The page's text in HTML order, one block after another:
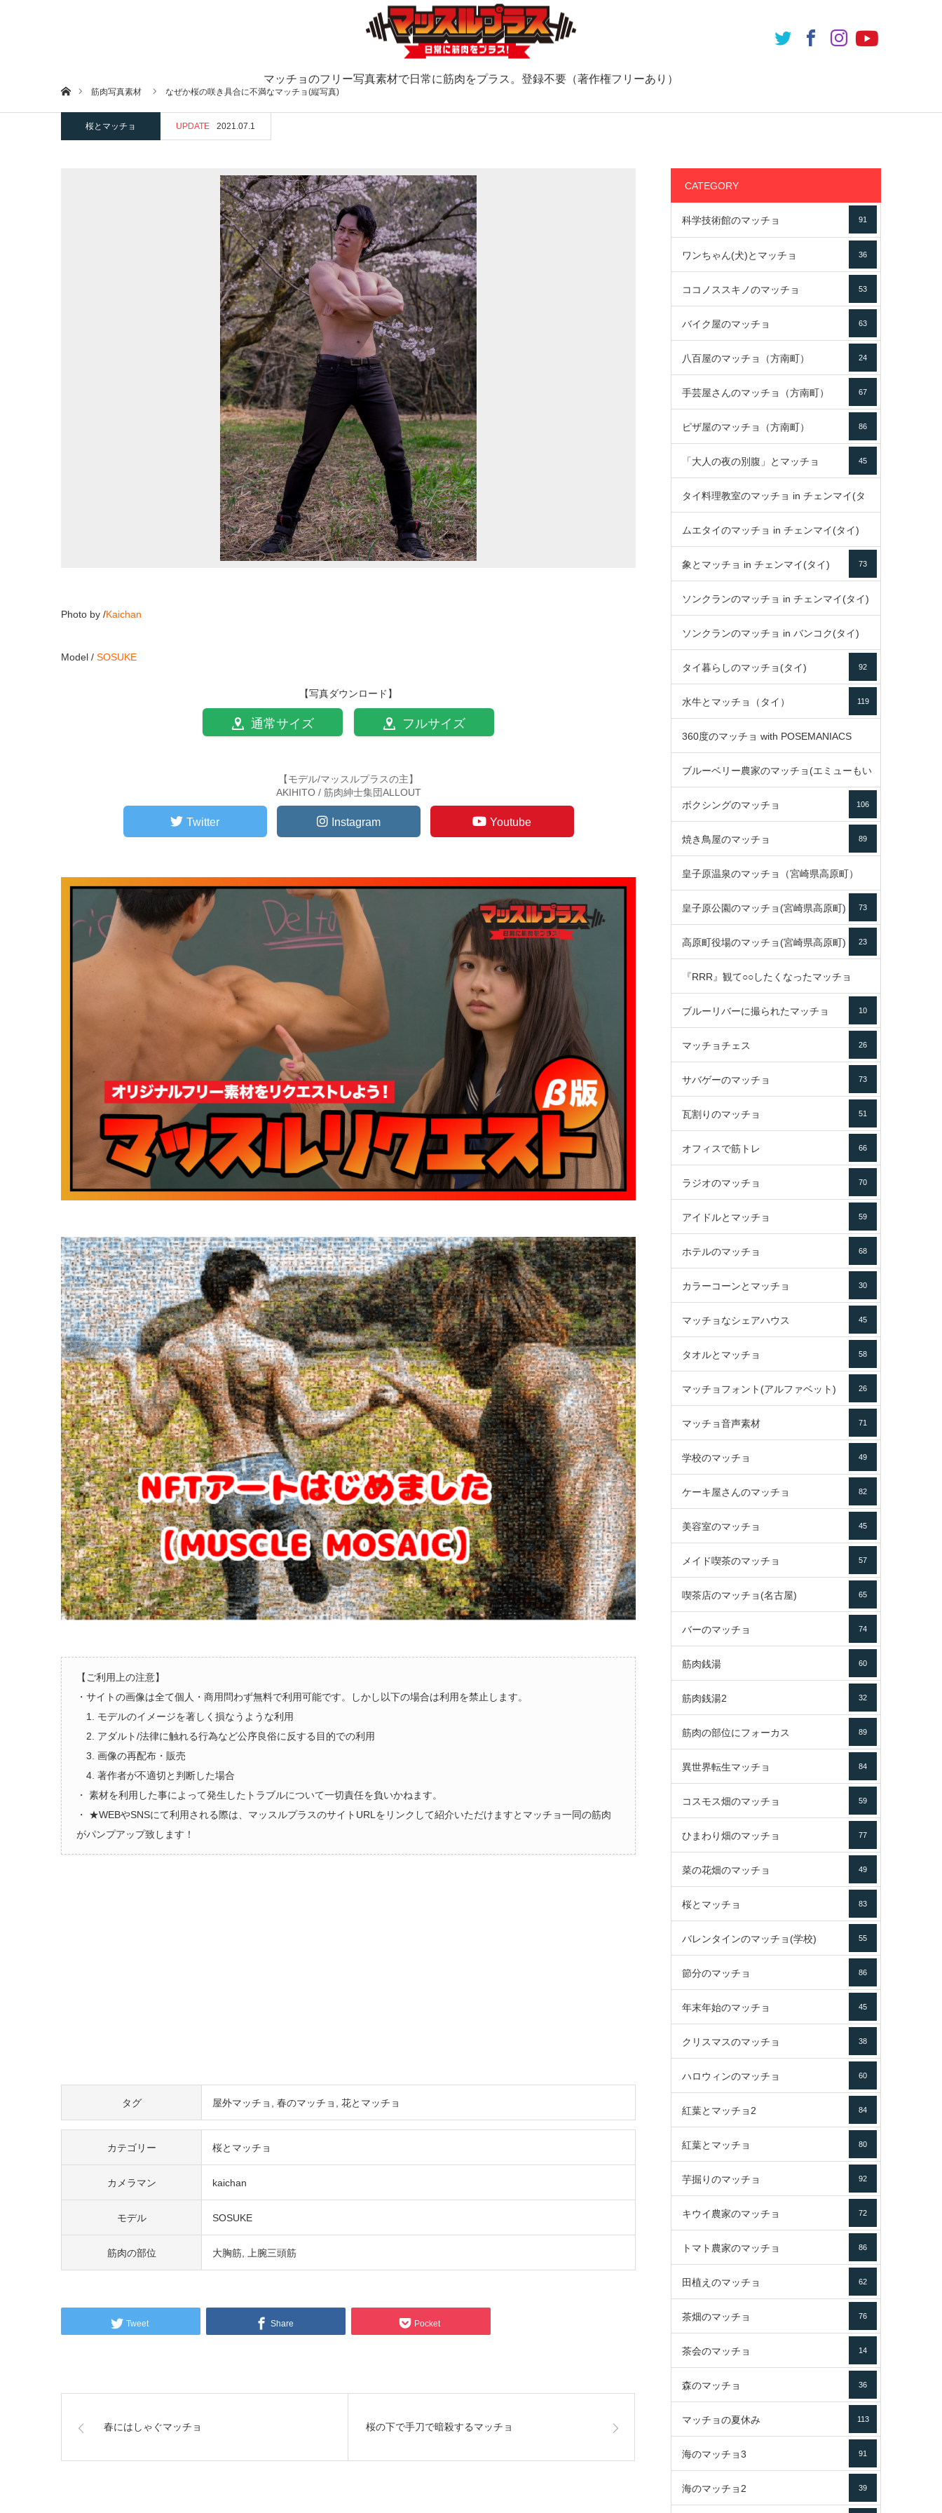
マッチョのフリー写真素材で日常に筋肉をプラス。登録不要（著作権フリーあり）
ホーム筋肉写真素材 なぜか桜の咲き具合に不満なマッチョ(縦写真)
桜とマッチョ UPDATE 2021.07.1
Photo by /Kaichan
Model / SOSUKE
【写真ダウンロード】
通常サイズ フルサイズ
【モデル/マッスルプラスの主】
AKIHITO / 筋肉紳士集団ALLOUT
Twitter Instagram Youtube
【ご利用上の注意】
・サイトの画像は全て個人・商用問わず無料で利用可能です。しかし以下の場合は利用を禁止します。
1. モデルのイメージを著しく損なうような利用
2. アダルト/法律に触れる行為など公序良俗に反する目的での利用
3. 画像の再配布・販売
4. 著作者が不適切と判断した場合
・ 素材を利用した事によって発生したトラブルについて一切責任を負いかねます。
・ ★WEBやSNSにて利用される際は、マッスルプラスのサイトURLをリンクして紹介いただけますとマッチョ一同の筋肉
がパンプアップ致します！
タグ 屋外マッチョ 春のマッチョ 花とマッチョ
カテゴリー 桜とマッチョ
カメラマン kaichan
モデル SOSUKE
筋肉の部位 大胸筋 上腕三頭筋
Tweet Share Pocket
春にはしゃぐマッチョ 桜の下で手刀で暗殺するマッチョ
CATEGORY
科学技術館のマッチョ 91
ワンちゃん(犬)とマッチョ 36
ココノススキノのマッチョ 53
バイク屋のマッチョ 63
八百屋のマッチョ（方南町） 24
手芸屋さんのマッチョ（方南町） 67
ピザ屋のマッチョ（方南町） 86
「大人の夜の別腹」とマッチョ 45
タイ料理教室のマッチョ in チェンマイ(タ
イ)
ムエタイのマッチョ in チェンマイ(タイ)
79
象とマッチョ in チェンマイ(タイ) 73
ソンクランのマッチョ in チェンマイ(タイ)
ソンクランのマッチョ in バンコク(タイ)
85
タイ暮らしのマッチョ(タイ) 92
水牛とマッチョ（タイ） 119
360度のマッチョ with POSEMANIACS
49
ブルーベリー農家のマッチョ(エミューもい
るよ) 72
ボクシングのマッチョ 106
焼き鳥屋のマッチョ 89
皇子原温泉のマッチョ（宮崎県高原町）
133
皇子原公園のマッチョ(宮崎県高原町) 73
高原町役場のマッチョ(宮崎県高原町) 23
『RRR』観て○○したくなったマッチョ
16
ブルーリバーに撮られたマッチョ 10
マッチョチェス 26
サバゲーのマッチョ 73
瓦割りのマッチョ 51
オフィスで筋トレ 66
ラジオのマッチョ 70
アイドルとマッチョ 59
ホテルのマッチョ 68
カラーコーンとマッチョ 30
マッチョなシェアハウス 45
タオルとマッチョ 58
マッチョフォント(アルファベット) 26
マッチョ音声素材 71
学校のマッチョ 49
ケーキ屋さんのマッチョ 82
美容室のマッチョ 45
メイド喫茶のマッチョ 57
喫茶店のマッチョ(名古屋) 65
バーのマッチョ 74
筋肉銭湯 60
筋肉銭湯2 32
筋肉の部位にフォーカス 89
異世界転生マッチョ 84
コスモス畑のマッチョ 59
ひまわり畑のマッチョ 77
菜の花畑のマッチョ 49
桜とマッチョ 83
バレンタインのマッチョ(学校) 55
節分のマッチョ 86
年末年始のマッチョ 45
クリスマスのマッチョ 38
ハロウィンのマッチョ 60
紅葉とマッチョ2 84
紅葉とマッチョ 80
芋掘りのマッチョ 92
キウイ農家のマッチョ 72
トマト農家のマッチョ 86
田植えのマッチョ 62
茶畑のマッチョ 76
茶会のマッチョ 14
森のマッチョ 36
マッチョの夏休み 113
海のマッチョ3 91
海のマッチョ2 39